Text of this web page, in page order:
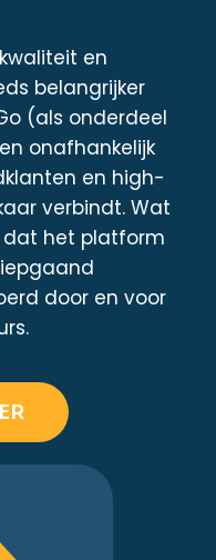
en
belangrijker
(als onderdeel
onafhankelijk
en high-
verbindt. Wat
dat het platform
door en voor